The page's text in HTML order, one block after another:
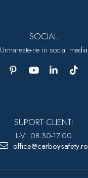
SOCIAL
Urmareste-ne in social media
SUPORT CLIENTI
L-V: 08.30-17.00
office@carboysafety.ro